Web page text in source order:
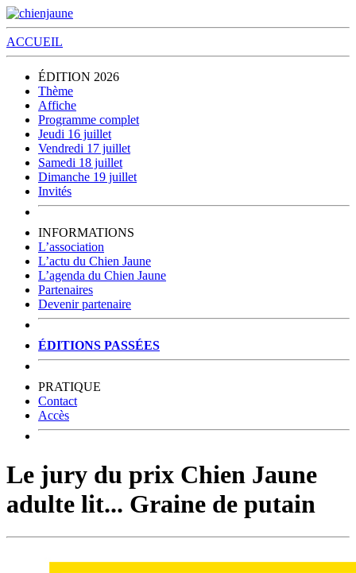
ACCUEIL
ÉDITION 2026
Thème
Affiche
Programme complet
Jeudi 16 juillet
Vendredi 17 juillet
Samedi 18 juillet
Dimanche 19 juillet
Invités
INFORMATIONS
L’association
L’actu du Chien Jaune
L’agenda du Chien Jaune
Partenaires
Devenir partenaire
ÉDITIONS PASSÉES
PRATIQUE
Contact
Accès
Le jury du prix Chien Jaune
adulte lit... Graine de putain